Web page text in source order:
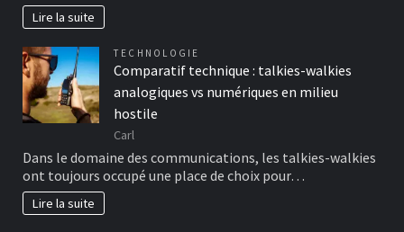
Lire la suite
TECHNOLOGIE
Comparatif technique : talkies-walkies
analogiques vs numériques en milieu
hostile
Carl
Dans le domaine des communications, les talkies-walkies
ont toujours occupé une place de choix pour…
Lire la suite